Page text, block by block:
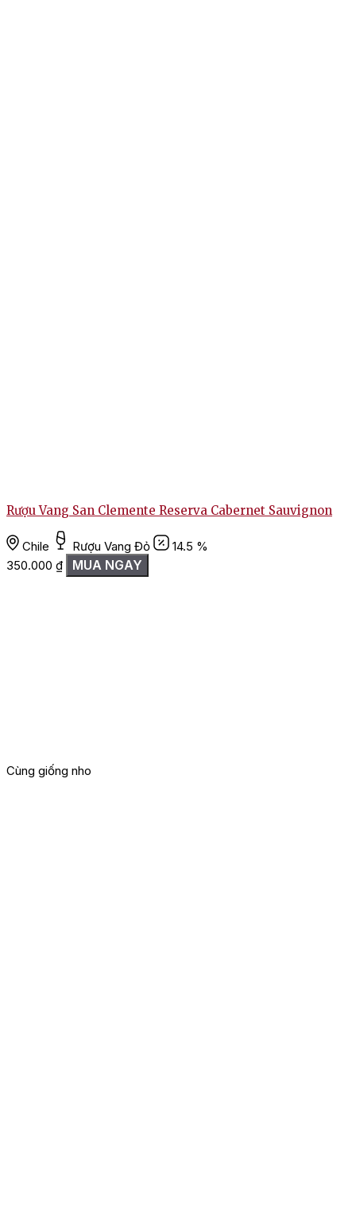
Rượu Vang San Clemente Reserva Cabernet Sauvignon
Chile Rượu Vang Đỏ
14.5 %
350.000 ₫ MUA NGAY
Cùng giống nho